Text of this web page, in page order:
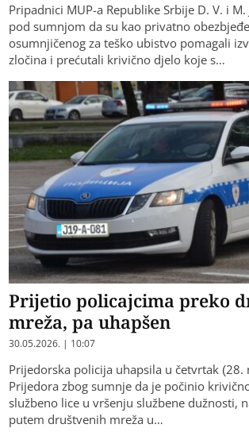
Pripadnici MUP-a Republike Srbije D. V. i M.
pod sumnjom da su kao privatno
osumnjičenog za teško ubistvo pomagali
zločina i prećutali krivično djelo koje s…
Prijetio policajcima preko
mreža, pa uhapšen
30.05.2026. | 10:07
Prijedorska policija uhapsila u četvrtak (28.
Prijedora zbog sumnje da je počinio
službeno lice u vršenju službene dužnosti,
putem društvenih mreža u…